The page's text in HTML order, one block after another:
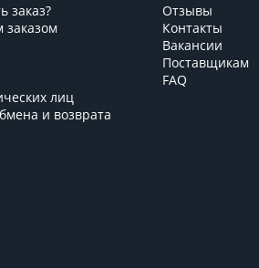
заказ?
заказом
лиц
и возврата
Отзывы
Контакты
Вакансии
Поставщикам
FAQ